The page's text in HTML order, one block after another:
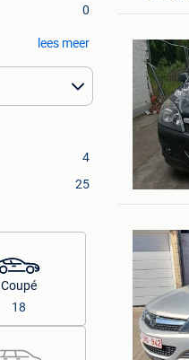
0
lees meer
4
25
Coupé
18
Glain
Jan